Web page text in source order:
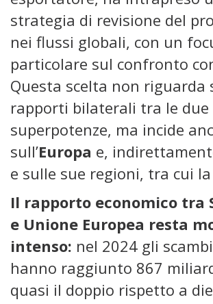
strategia di revisione del
nei flussi globali, con un
particolare sul confronto
Questa scelta non riguarda
rapporti bilaterali tra le due
superpotenze, ma incide
sull’Europa e,
e sulle sue regioni, tra cui
Il rapporto economico tra
e Unione Europea resta
intenso: nel 2024 gli
hanno raggiunto 867
quasi il doppio rispetto a